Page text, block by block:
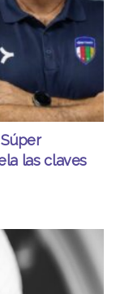
las claves